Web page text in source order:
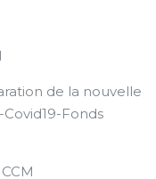
de la nouvelle
Fonds